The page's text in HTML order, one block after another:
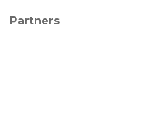
Partners